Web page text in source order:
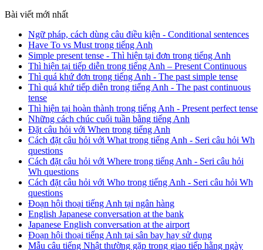
Bài viết mới nhất
Ngữ pháp, cách dùng câu điều kiện - Conditional sentences
Have To vs Must trong tiếng Anh
Simple present tense - Thì hiện tại đơn trong tiếng Anh
Thì hiện tại tiếp diễn trong tiếng Anh – Present Continuous
Thì quá khứ đơn trong tiếng Anh - The past simple tense
Thì quá khứ tiếp diễn trong tiếng Anh - The past continuous
tense
Thì hiện tại hoàn thành trong tiếng Anh - Present perfect tense
Những cách chúc cuối tuần bằng tiếng Anh
Đặt câu hỏi với When trong tiếng Anh
Cách đặt câu hỏi với What trong tiếng Anh - Seri câu hỏi Wh
questions
Cách đặt câu hỏi với Where trong tiếng Anh - Seri câu hỏi
Wh questions
Cách đặt câu hỏi với Who trong tiếng Anh - Seri câu hỏi Wh
questions
Đoạn hội thoại tiếng Anh tại ngân hàng
English Japanese conversation at the bank
Japanese English conversation at the airport
Đoạn hội thoại tiếng Anh tại sân bay hay sử dụng
Mẫu câu tiếng Nhật thường gặp trong giao tiếp hằng ngày